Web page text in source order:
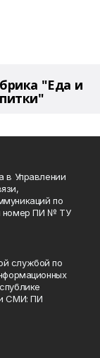
"Еда и
в Управлении
по
номер ПИ № ТУ
службой по
СМИ: ПИ